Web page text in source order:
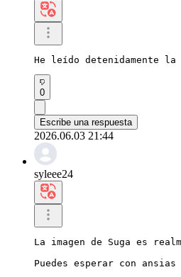
He leído detenidamente
0
Escribe una respuesta
2026.06.03 21:44
syleee24
La imagen de Suga es
Puedes esperar con